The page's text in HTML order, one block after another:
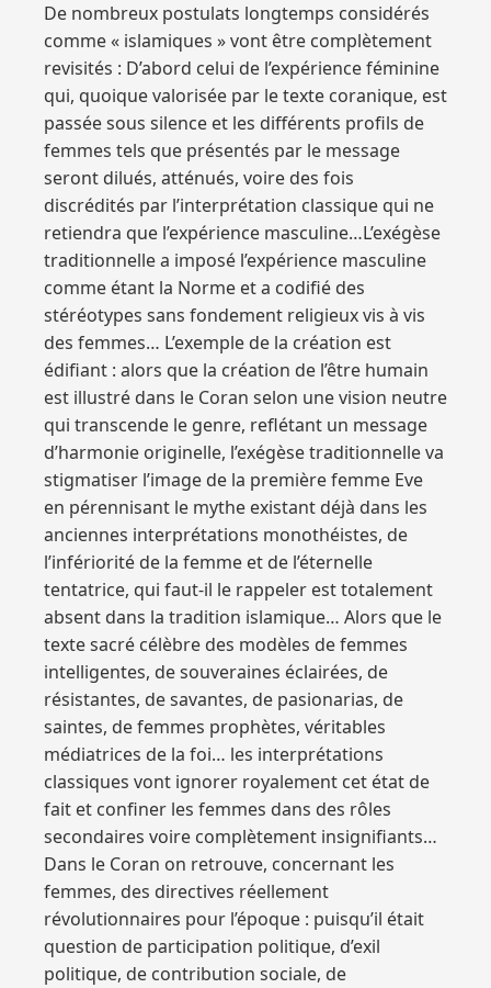
De nombreux postulats longtemps considérés
comme « islamiques » vont être complètement
revisités : D’abord celui de l’expérience féminine
qui, quoique valorisée par le texte coranique, est
passée sous silence et les différents profils de
femmes tels que présentés par le message
seront dilués, atténués, voire des fois
discrédités par l’interprétation classique qui ne
retiendra que l’expérience masculine…L’exégèse
traditionnelle a imposé l’expérience masculine
comme étant la Norme et a codifié des
stéréotypes sans fondement religieux vis à vis
des femmes… L’exemple de la création est
édifiant : alors que la création de l’être humain
est illustré dans le Coran selon une vision neutre
qui transcende le genre, reflétant un message
d’harmonie originelle, l’exégèse traditionnelle va
stigmatiser l’image de la première femme Eve
en pérennisant le mythe existant déjà dans les
anciennes interprétations monothéistes, de
l’infériorité de la femme et de l’éternelle
tentatrice, qui faut-il le rappeler est totalement
absent dans la tradition islamique… Alors que le
texte sacré célèbre des modèles de femmes
intelligentes, de souveraines éclairées, de
résistantes, de savantes, de pasionarias, de
saintes, de femmes prophètes, véritables
médiatrices de la foi… les interprétations
classiques vont ignorer royalement cet état de
fait et confiner les femmes dans des rôles
secondaires voire complètement insignifiants…
Dans le Coran on retrouve, concernant les
femmes, des directives réellement
révolutionnaires pour l’époque : puisqu’il était
question de participation politique, d’exil
politique, de contribution sociale, de